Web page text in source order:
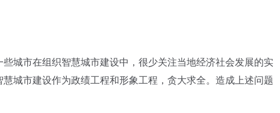
市在组织智慧城市建设中，很少关注当地经济社会发展的实
城市建设作为政绩工程和形象工程，贪大求全。造成上述问题